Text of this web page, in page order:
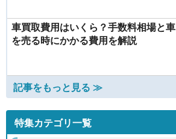
車買取費用はいくら？手数料相場と車
を売る時にかかる費用を解説
記事をもっと見る ≫
特集カテゴリ一覧